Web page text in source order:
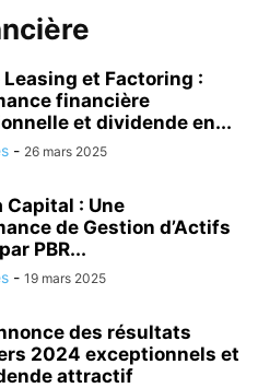
et Factoring :
financière
et dividende en...
- 26 mars 2025
Capital : Une
de Gestion d’Actifs
PBR...
- 19 mars 2025
des résultats
2024 exceptionnels et
attractif